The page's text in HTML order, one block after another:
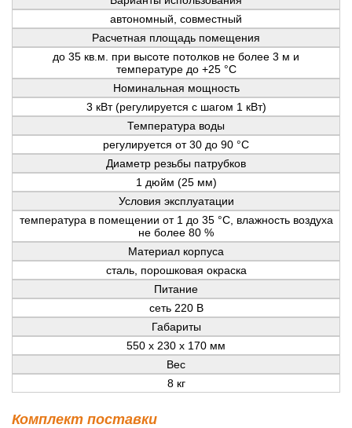
автономный, совместный
Расчетная площадь помещения
до 35 кв.м. при высоте потолков не более 3 м и
температуре до +25 °C
Номинальная мощность
3 кВт (регулируется с шагом 1 кВт)
Температура воды
регулируется от 30 до 90 °C
Диаметр резьбы патрубков
1 дюйм (25 мм)
Условия эксплуатации
температура в помещении от 1 до 35 °C, влажность воздуха
не более 80 %
Материал корпуса
сталь, порошковая окраска
Питание
сеть 220 В
Габариты
550 х 230 х 170 мм
Вес
8 кг
Комплект поставки